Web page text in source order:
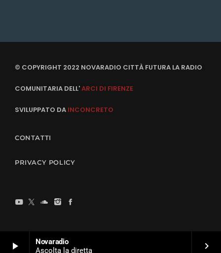
play_arrow
Novaradio
Ascolta la diretta
keyboard_arrow_right
© COPYRIGHT 2022 NOVARADIO CITTÀ FUTURA LA RADIO
COMUNITARIA DELL'ARCI DI FIRENZE
SVILUPPATO DA INCONCRETO
CONTATTI
PRIVACY POLICY